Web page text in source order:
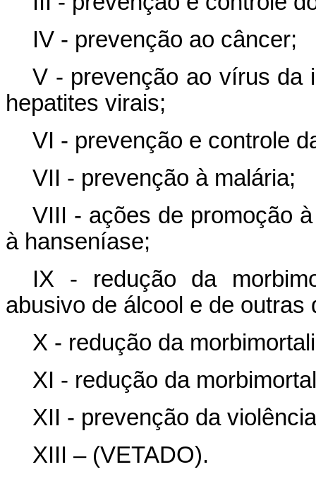
IV - prevenção ao câncer;
V - prevenção ao vírus da
hepatites virais;
VI - prevenção e controle
VII - prevenção à malária;
VIII - ações de promoção
à hanseníase;
IX - redução da
abusivo de álcool e de outras
X - redução da
XI - redução da
XII - prevenção da
XIII – (VETADO).